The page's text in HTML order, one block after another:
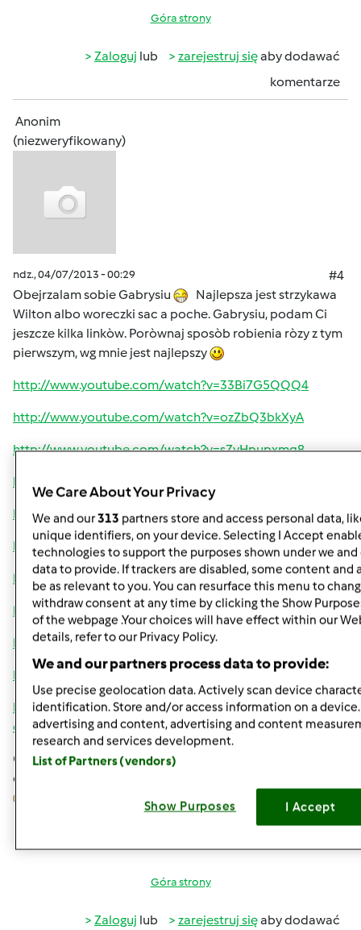
Góra strony
Zaloguj lub zarejestruj sięaby dodawać
komentarze
Anonim
(niezweryfikowany)
ndz., 04/07/2013 - 00:29
#4
Obejrzalam sobie Gabrysiu
Najlepsza jest strzykawa
Wilton albo woreczki sac a poche. Gabrysiu, podam Ci
jeszcze kilka linkòw. Poròwnaj sposòb robienia ròzy z tym
pierwszym, wg mnie jest najlepszy
http://www.youtube.com/watch?v=33Bi7G5QQQ4
http://www.youtube.com/watch?v=ozZbQ3bkXyA
http://www.youtube.com/watch?v=sZyHpupxmq8
http://www.youtube.com/watch?v=HD6tnFXgmbA
http://www.youtube.com/watch?v=VyAyVXhaaIw
http://www.youtube.com/watch?v=gaKs5YOazJU
http://www.youtube.com/watch?v=yqz7iFeQj9g
http://www.youtube.com/watch?v=Yml4V0qvMOA
http://www.youtube.com/watch?v=UCrY0hLeWyU
http://www.youtube.com/watch?v=Xs24XRTqdwM
http://www.cookaround.com/dolci/torte-
decorate/comunione/comunione
Chwilowo tyle. Gabrysiu. Jest wszystkiego po trochu. Pytaj,
co Ci potrzeba, narzedzia, wszystko, pomoge Ci jak umiem
Góra strony
Zaloguj lub zarejestruj sięaby dodawać
We Care About Your Privacy
We and our313 partners store and access personal data,
unique identifiers, on your device. Selecting I Accept
technologies to support the purposes shown under we and
data to provide. If trackers are disabled, some content and
be as relevant to you. You can resurface this menu to
withdraw consent at any time by clicking the Show
of the webpage .Your choices will have effect within our
details, refer to our Privacy Policy.
We and our partners process data to provide:
Use precise geolocation data. Actively scan device
identification. Store and/or access information on a
advertising and content, advertising and content
research and services development.
List of Partners (vendors)
Show Purposes I Accept